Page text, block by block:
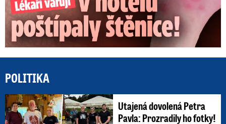
POLITIKA
Utajená dovolená Petra
Pavla: Prozradily ho fotky!